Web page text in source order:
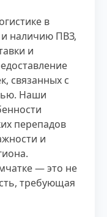
в
наличию ПВЗ,
и
связанных с
Наши
перепадов
и
— это не
требующая